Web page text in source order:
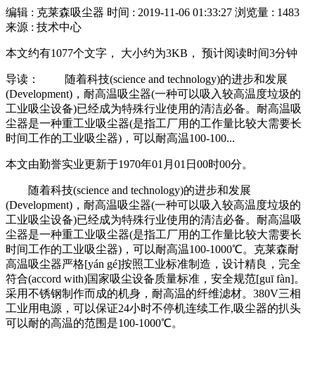
编辑 : 克莱森吸尘器 时间 : 2019-11-06 01:33:27 浏览量 : 1483
来源 : 技术中心
本文约有1077个文字， 大小约为3KB， 预计阅读时间3分钟
导读： 随着科技(science and technology)的进步和发展
(Development)，耐高温吸尘器(一种可以吸入较高温度垃圾的
工业吸尘设备)已经成为特殊行业使用的清洁必备。耐高温吸
尘器是一种重工业吸尘器(是指工厂用的工作量比较大需要长
时间工作的工业吸尘器)，可以耐高温100-100...
本文由勤誉实业更新于1970年01月01日00时00分。
随着科技(science and technology)的进步和发展
(Development)，耐高温吸尘器(一种可以吸入较高温度垃圾的
工业吸尘设备)已经成为特殊行业使用的清洁必备。耐高温吸
尘器是一种重工业吸尘器(是指工厂用的工作量比较大需要长
时间工作的工业吸尘器)，可以耐高温100-1000℃。克莱森耐
高温吸尘器严格[yán gé]按照工业标准制造，设计精良，完全
符合(accord with)国家吸尘设备质量标准，安全规范[guī fàn]。
采用不锈钢制作而成的机身，耐高温的纤维滤材。380V三相
工业用电源，可以保证24小时不停机连续工作,吸尘器的扒头
可以耐的高温的范围是100-1000℃。